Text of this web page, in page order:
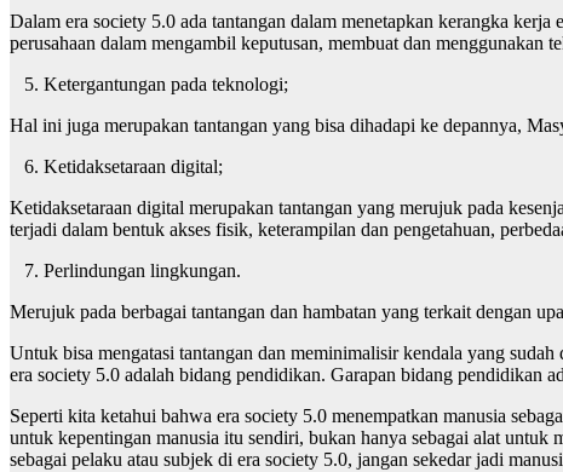
Dalam era society 5.0 ada tantangan dalam menetapkan kerangka
perusahaan dalam mengambil keputusan, membuat dan menggunakan
5. Ketergantungan pada teknologi;
Hal ini juga merupakan tantangan yang bisa dihadapi ke depannya,
6. Ketidaksetaraan digital;
Ketidaksetaraan digital merupakan tantangan yang merujuk pada
terjadi dalam bentuk akses fisik, keterampilan dan pengetahuan,
7. Perlindungan lingkungan.
Merujuk pada berbagai tantangan dan hambatan yang terkait dengan
Untuk bisa mengatasi tantangan dan meminimalisir kendala yang
era society 5.0 adalah bidang pendidikan. Garapan bidang pendidikan
Seperti kita ketahui bahwa era society 5.0 menempatkan manusia
untuk kepentingan manusia itu sendiri, bukan hanya sebagai alat
sebagai pelaku atau subjek di era society 5.0, jangan sekedar jadi